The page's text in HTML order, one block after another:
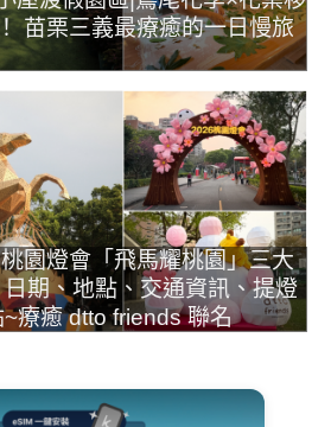
苗栗三義最療癒的一日慢旅
園燈會「飛馬耀桃園」三大
期、地點、交通資訊、提燈
療癒 dtto friends 聯名